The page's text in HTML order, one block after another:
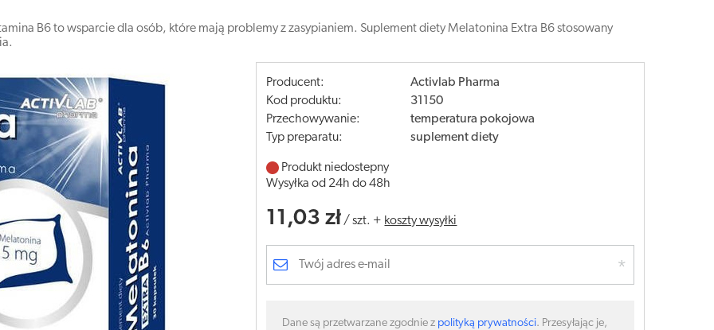
B6 to wsparcie dla osób, które mają problemy z zasypianiem. Suplement diety Melatonina Extra B6 stosowany
Producent:
Activlab Pharma
Kod produktu:
31150
Przechowywanie:
temperatura pokojowa
Typ preparatu:
suplement diety
Produkt niedostepny
Wysyłka od 24h do 48h
11,03 zł /szt. + koszty wysyłki
Dane są przetwarzane zgodnie z polityką prywatności. Przesyłając je,